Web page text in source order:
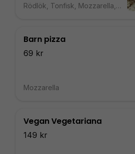
Rödlök, Tonfisk, Mozzarella,
Barn pizza
69 kr
Mozzarella
Vegan Vegetariana
149 kr